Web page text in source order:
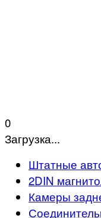
0
Загрузка...
Штатные
2DIN
Камеры